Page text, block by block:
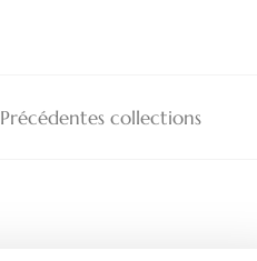
Précédentes collections